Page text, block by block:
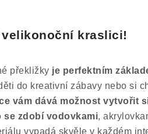
kraslici!
překližky je perfektním
do kreativní zábavy nebo si
vám dává možnost vytvořit
se zdobí vodovkami,
vypadá skvěle v každém